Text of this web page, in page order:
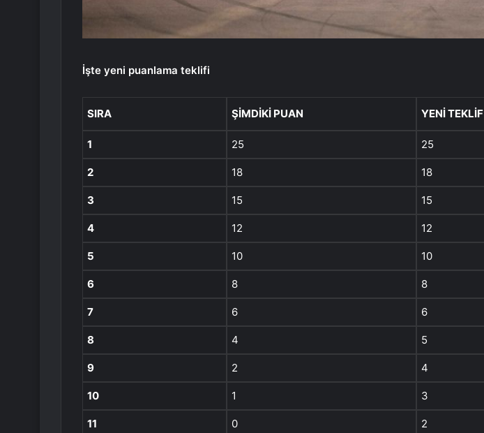
İşte yeni puanlama teklifi
SIRA ŞIMDIKI PUAN YENI TEKLIF
1 25 25
2 18 18
3 15 15
4 12 12
5 10 10
6 8 8
7 6 6
8 4 5
9 2 4
10 1 3
11 0 2